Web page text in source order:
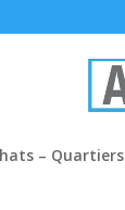
– Quartiers